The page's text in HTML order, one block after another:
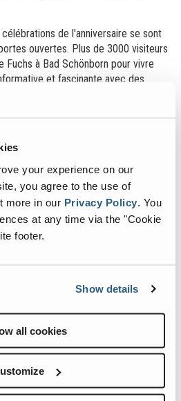
your experience on our
you agree to the use of
more in our Privacy Policy You
at any time via the "Cookie
footer.
Show details
all cookies
de l'anniversaire se sont
ouvertes. Plus de 3000 visiteurs
Fuchs à Bad Schönborn pour vivre
et fascinante avec des
a été un événement très
encore les liens étroits avec
de présenter nos dernières
de simplement faire la fête
de marketing, de vente, d'après-
étaient sur place pour donner
des idées avec les bons
Media